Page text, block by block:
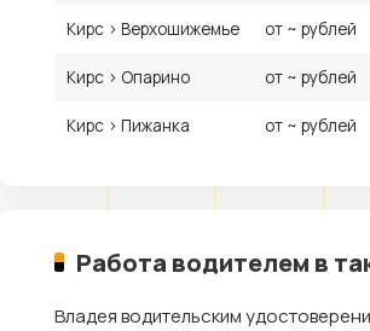
Кирс › Верхошижемье от ~ рублей
Кирс › Опарино от ~ рублей
Кирс › Пижанка от ~ рублей
Работа водителем в
Владея водительским